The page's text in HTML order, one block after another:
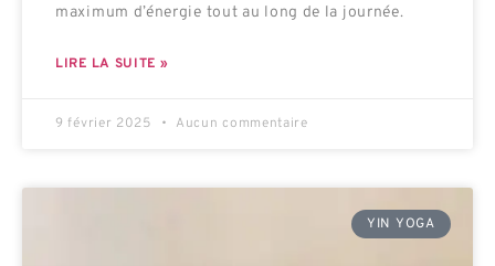
maximum d’énergie tout au long de la journée.
LIRE LA SUITE »
9 février 2025 Aucun commentaire
YIN YOGA